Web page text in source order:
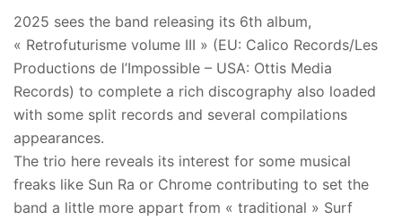
2025 sees the band releasing its 6th album,
« Retrofuturisme volume III » (EU: Calico Records/Les
Productions de l’Impossible – USA: Ottis Media
Records) to complete a rich discography also loaded
with some split records and several compilations
appearances.
The trio here reveals its interest for some musical
freaks like Sun Ra or Chrome contributing to set the
band a little more appart from « traditional » Surf